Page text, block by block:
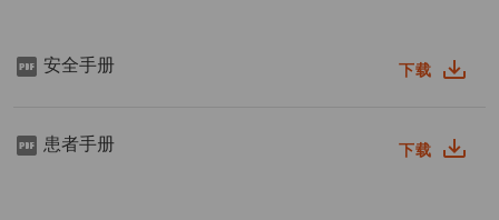
安全手册 下载
患者手册 下载